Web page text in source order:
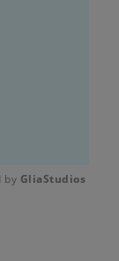
by GliaStudios